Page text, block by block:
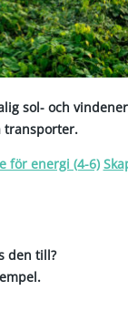
sol- och
transporter.
för energi (4-6)
den till?